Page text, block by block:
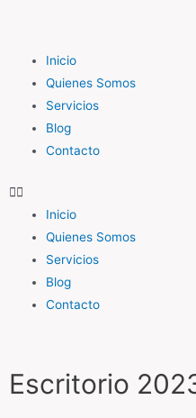
Inicio
Quienes Somos
Servicios
Blog
Contacto
Inicio
Quienes Somos
Servicios
Blog
Contacto
Escritorio